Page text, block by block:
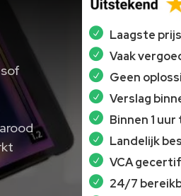
Laagste
Vaak
Geen
Verslag
Binnen 1
Landelijk
VCA
24/7